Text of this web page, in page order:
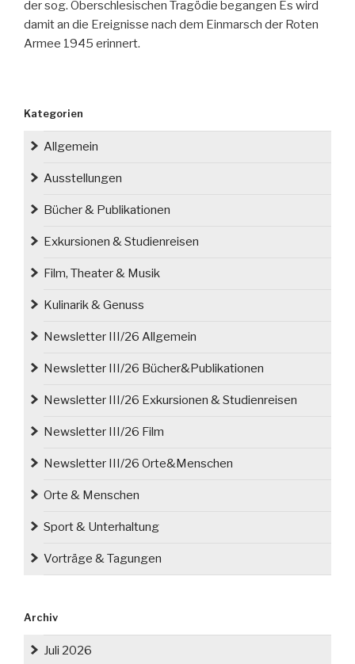
der sog. Oberschlesischen Tragödie begangen Es wird
damit an die Ereignisse nach dem Einmarsch der Roten
Armee 1945 erinnert.
Kategorien
Allgemein
Ausstellungen
Bücher & Publikationen
Exkursionen & Studienreisen
Film, Theater & Musik
Kulinarik & Genuss
Newsletter III/26 Allgemein
Newsletter III/26 Bücher&Publikationen
Newsletter III/26 Exkursionen & Studienreisen
Newsletter III/26 Film
Newsletter III/26 Orte&Menschen
Orte & Menschen
Sport & Unterhaltung
Vorträge & Tagungen
Archiv
Juli 2026